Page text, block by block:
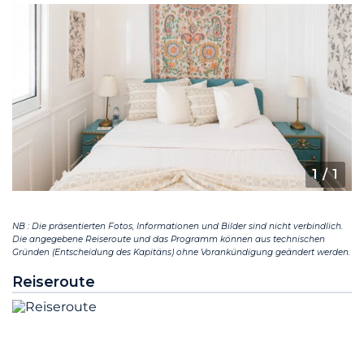
1 / 1
NB : Die präsentierten Fotos, Informationen und Bilder sind nicht verbindlich.
Die angegebene Reiseroute und das Programm können aus technischen
Gründen (Entscheidung des Kapitäns) ohne Vorankündigung geändert werden.
Reiseroute